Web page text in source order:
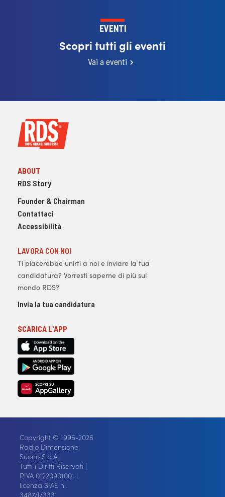
EVENTI
Scopri tutti gli eventi
Vai a eventi
ABOUT
RDS Story
Founder & Chairman
Contattaci
Accessibilità
LAVORA CON NOI
Ti piacerebbe unirti a noi e inviare la tua
candidatura? Vorresti saperne di più sul
mondo RDS?
Invia la tua candidatura
SCARICA L'APP
Copyright © 1996-2026
Radio Dimensione
Suono S.p.A |
Tutti i Diritti Riservati |
P.IVA 01220901001 |
licenza SIAE n.
3487/I/3331